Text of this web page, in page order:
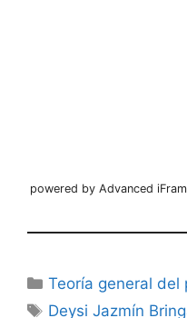
powered by Advanced
Categorías
Teoría general del
Etiquetas
Deysi Jazmín